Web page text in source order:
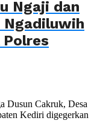
Ngaji dan
Ngadiluwih
Polres
Dusun Cakruk, Desa
Kediri digegerkan